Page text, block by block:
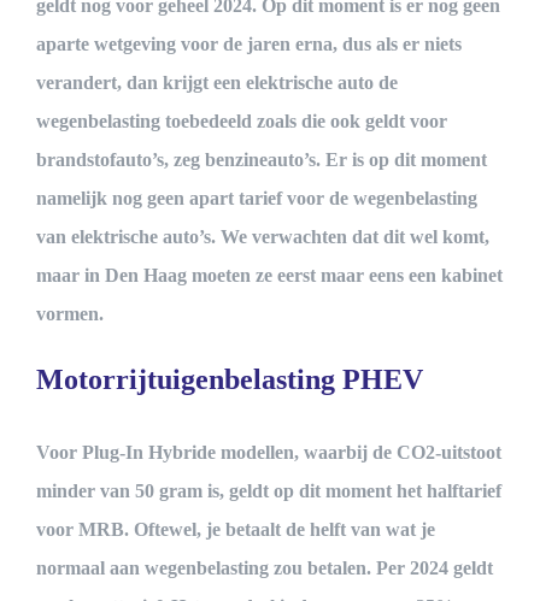
geldt nog voor geheel 2024. Op dit moment is er nog geen
aparte wetgeving voor de jaren erna, dus als er niets
verandert, dan krijgt een elektrische auto de
wegenbelasting toebedeeld zoals die ook geldt voor
brandstofauto’s, zeg benzineauto’s. Er is op dit moment
namelijk nog geen apart tarief voor de wegenbelasting
van elektrische auto’s. We verwachten dat dit wel komt,
maar in Den Haag moeten ze eerst maar eens een kabinet
vormen.
Motorrijtuigenbelasting PHEV
Voor Plug-In Hybride modellen, waarbij de CO2-uitstoot
minder van 50 gram is, geldt op dit moment het halftarief
voor MRB. Oftewel, je betaalt de helft van wat je
normaal aan wegenbelasting zou betalen. Per 2024 geldt